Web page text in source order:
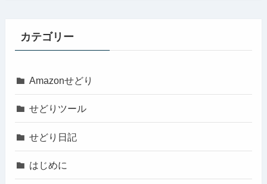
カテゴリー
Amazonせどり
せどりツール
せどり日記
はじめに